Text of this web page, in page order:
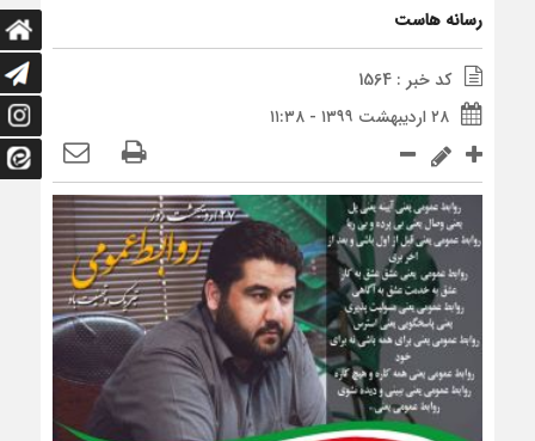
رسانه هاست
کد خبر : 1564
۲۸ اردیبهشت ۱۳۹۹ - ۱۱:۳۸